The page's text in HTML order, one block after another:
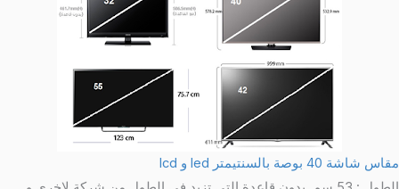
مقاس شاشة 40 بوصة بالسنتيمتر led و lcd